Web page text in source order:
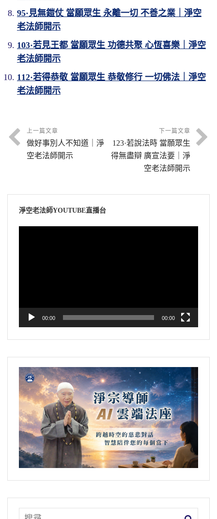
95·見無鎧仗 當願眾生 永離一切 不善之業｜淨空
老法師開示
103·若見王都 當願眾生 功德共聚 心恆喜樂｜淨空
老法師開示
112·若得恭敬 當願眾生 恭敬修行 一切佛法｜淨空
老法師開示
上一篇文章
做好事別人不知道｜淨
空老法師開示
下一篇文章
123·若說法時 當願眾生
得無盡辯 廣宣法要｜淨
空老法師開示
淨空老法師YOUTUBE直播台
00:00 00:00